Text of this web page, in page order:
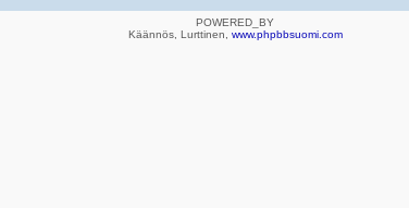
POWERED_BY
Käännös, Lurttinen, www.phpbbsuomi.com